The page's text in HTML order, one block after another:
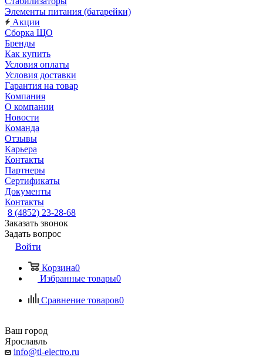
Элементы питания (батарейки)
Акции
Сборка ЩО
Бренды
Как купить
Условия оплаты
Условия доставки
Гарантия на товар
Компания
О компании
Новости
Команда
Отзывы
Карьера
Контакты
Партнеры
Сертификаты
Документы
Контакты
8 (4852) 23-28-68
Заказать звонок
Задать вопрос
Войти
Корзина0
Избранные товары0
Сравнение товаров0
Ваш город
Ярославль
info@tl-electro.ru